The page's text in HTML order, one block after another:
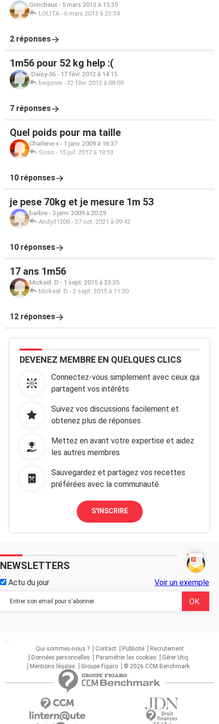
Grincheux - 5 mars 2013 à 15:35
LOLITA - 6 mars 2013 à 23:34
2 réponses
1m56 pour 52 kg help :(
-Daisy-36 - 17 févr. 2012 à 14:15
begonie - 22 févr. 2012 à 08:09
7 réponses
Quel poids pour ma taille
Charlene-x - 1 janv. 2009 à 16:37
Soso - 15 juil. 2017 à 18:53
10 réponses
je pese 70kg et je mesure 1m 53
barbie - 3 janv. 2009 à 20:29
Andy31200 - 27 oct. 2021 à 09:42
10 réponses
17 ans 1m56
Mickaël. D - 1 sept. 2015 à 23:35
Mickaël. D - 2 sept. 2015 à 11:30
12 réponses
DEVENEZ MEMBRE EN QUELQUES CLICS
Connectez-vous simplement avec ceux qui
partagent vos intérêts
Suivez vos discussions facilement et
obtenez plus de réponses
Mettez en avant votre expertise et aidez
les autres membres
Sauvegardez et partagez vos recettes
préférées avec la communauté
S'INSCRIRE
NEWSLETTERS
Actu du jour Voir un exemple
...
Qui sommes-nous ?
Contact Publicité
Recrutement
Données personnelles
Paramétrer les cookies
Gérer Utiq
Mentions légales
Groupe Figaro © 2026 CCM Benchmark